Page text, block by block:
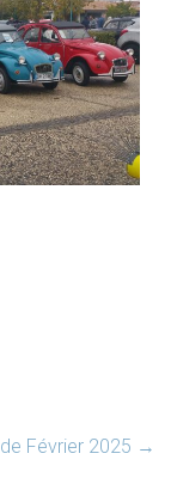
Février 2025 →